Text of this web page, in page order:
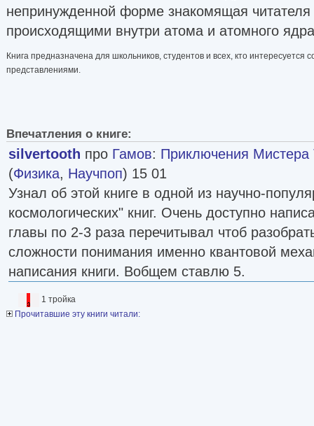
непринужденной форме знакомящая
происходящими внутри атома и атомного
Книга предназначена для школьников, студентов и всех, кто
представлениями.
Впечатления о книге:
silvertooth про Гамов: Приключения Мистера
(Физика, Научпоп) 15 01
Узнал об этой книге в одной из научно-
космологических" книг. Очень доступно
главы по 2-3 раза перечитывал чтоб
сложности понимания именно квантовой
написания книги. Вобщем ставлю 5.
1 тройка
Прочитавшие эту книги читали: